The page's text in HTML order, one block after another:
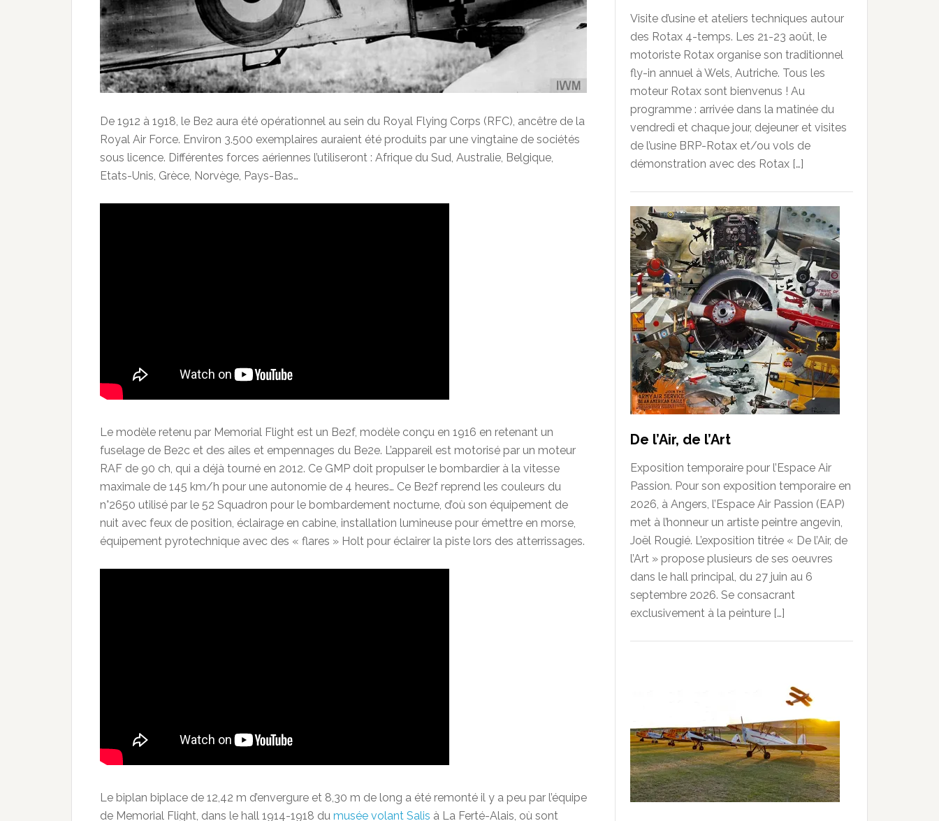
De 1912 à 1918, le Be2 aura été opérationnel au sein du Royal Flying Corps (RFC), ancêtre de la
Royal Air Force. Environ 3.500 exemplaires auraient été produits par une vingtaine de sociétés
sous licence. Différentes forces aériennes l’utiliseront : Afrique du Sud, Australie, Belgique,
Etats-Unis, Grèce, Norvège, Pays-Bas…
Le modèle retenu par Memorial Flight est un Be2f, modèle conçu en 1916 en retenant un
fuselage de Be2c et des ailes et empennages du Be2e. L’appareil est motorisé par un moteur
RAF de 90 ch, qui a déjà tourné en 2012. Ce GMP doit propulser le bombardier à la vitesse
maximale de 145 km/h pour une autonomie de 4 heures… Ce Be2f reprend les couleurs du
n°2650 utilisé par le 52 Squadron pour le bombardement nocturne, d’où son équipement de
nuit avec feux de position, éclairage en cabine, installation lumineuse pour émettre en morse,
équipement pyrotechnique avec des « flares » Holt pour éclairer la piste lors des atterrissages.
Le biplan biplace de 12,42 m d’envergure et 8,30 m de long a été remonté il y a peu par l’équipe
de Memorial Flight, dans le hall 1914-1918 du musée volant Salis à La Ferté-Alais, où sont
Visite d’usine et ateliers techniques autour
des Rotax 4-temps. Les 21-23 août, le
motoriste Rotax organise son traditionnel
fly-in annuel à Wels, Autriche. Tous les
moteur Rotax sont bienvenus ! Au
programme : arrivée dans la matinée du
vendredi et chaque jour, dejeuner et visites
de l’usine BRP-Rotax et/ou vols de
démonstration avec des Rotax […]
De l’Air, de l’Art
Exposition temporaire pour l’Espace Air
Passion. Pour son exposition temporaire en
2026, à Angers, l’Espace Air Passion (EAP)
met à l’honneur un artiste peintre angevin,
Joël Rougié. L’exposition titrée « De l’Air, de
l’Art » propose plusieurs de ses oeuvres
dans le hall principal, du 27 juin au 6
septembre 2026. Se consacrant
exclusivement à la peinture […]